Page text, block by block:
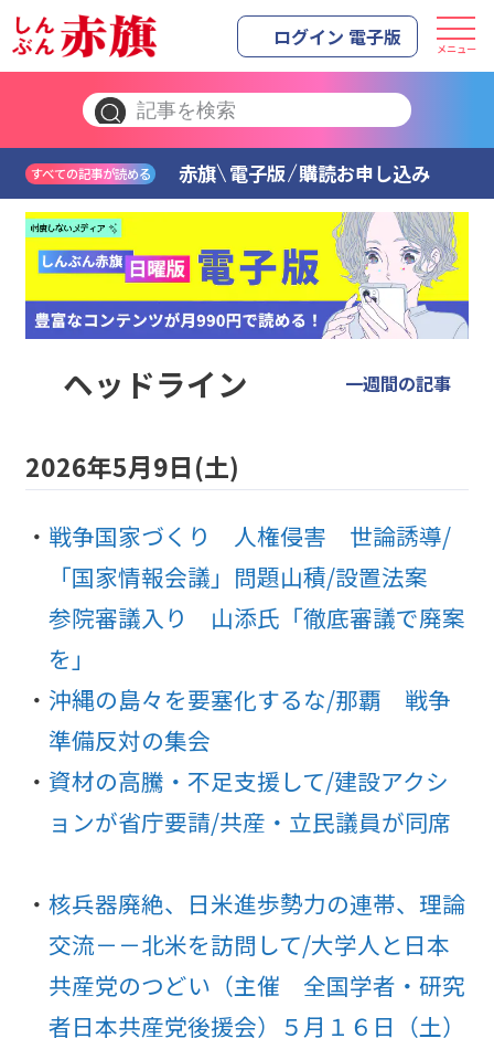
ログイン 電子版 メニュー
すべての記事が読める 赤旗 電子版 購読お申し込み
ヘッドライン 一週間の記事
2026年5月9日(土)
戦争国家づくり 人権侵害 世論誘導/
「国家情報会議」問題山積/設置法案
参院審議入り 山添氏「徹底審議で廃案
を」
沖縄の島々を要塞化するな/那覇 戦争
準備反対の集会
資材の高騰・不足支援して/建設アクシ
ョンが省庁要請/共産・立民議員が同席
核兵器廃絶、日米進歩勢力の連帯、理論
交流－－北米を訪問して/大学人と日本
共産党のつどい（主催 全国学者・研究
者日本共産党後援会）５月１６日（土）